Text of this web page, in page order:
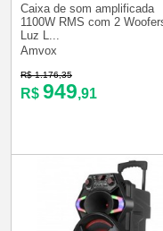
Caixa de som amplificada
1100W RMS com 2
Luz L...
Amvox
R$ 1.176,35
R$ 949,91